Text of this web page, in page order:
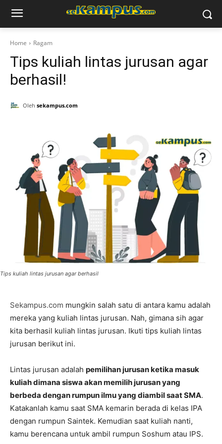
Home Ragam
Tips kuliah lintas jurusan agar
berhasil!
Oleh sekampus.com
Tips kuliah lintas jurusan agar berhasil
Sekampus.com mungkin salah satu di antara kamu adalah
mereka yang kuliah lintas jurusan. Nah, gimana sih agar
kita berhasil kuliah lintas jurusan. Ikuti tips kuliah lintas
jurusan berikut ini.
Lintas jurusan adalah pemilihan jurusan ketika masuk
kuliah dimana siswa akan memilih jurusan yang
berbeda dengan rumpun ilmu yang diambil saat SMA.
Katakanlah kamu saat SMA kemarin berada di kelas IPA
dengan rumpun Saintek. Kemudian saat kuliah nanti,
kamu berencana untuk ambil rumpun Soshum atau IPS.